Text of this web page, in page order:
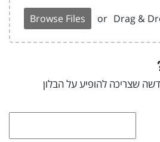
Drag &
or
Browse Files
שצריכה להופיע על הבלון